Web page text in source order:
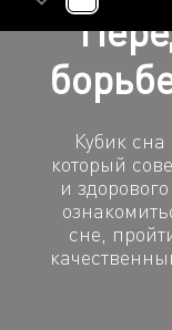
Кубик
который
и
сне,